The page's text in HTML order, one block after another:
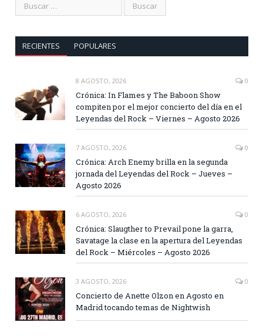
RECIENTES POPULARES
8 AGOSTO, 2026 0
Crónica: In Flames y The Baboon Show
compiten por el mejor concierto del día en el
Leyendas del Rock – Viernes – Agosto 2026
7 AGOSTO, 2026 0
Crónica: Arch Enemy brilla en la segunda
jornada del Leyendas del Rock – Jueves –
Agosto 2026
6 AGOSTO, 2026 0
Crónica: Slaugther to Prevail pone la garra,
Savatage la clase en la apertura del Leyendas
del Rock – Miércoles – Agosto 2026
3 AGOSTO, 2026 0
Concierto de Anette Olzon en Agosto en
Madrid tocando temas de Nightwish